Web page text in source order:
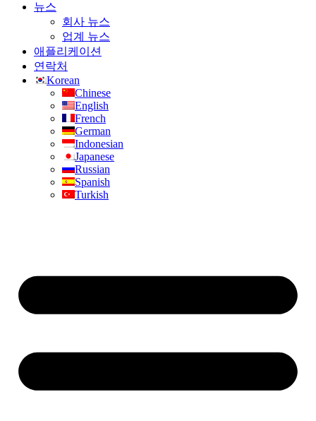
뉴스
회사 뉴스
업계 뉴스
애플리케이션
연락처
Korean
Chinese
English
French
German
Indonesian
Japanese
Russian
Spanish
Turkish